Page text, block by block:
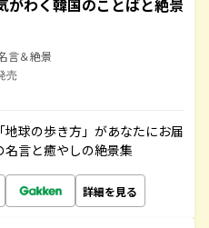
がわく韓国のことばと絶景
言＆絶景
売
球の歩き方」があなたにお届
言と癒やしの絶景集
詳細を見る